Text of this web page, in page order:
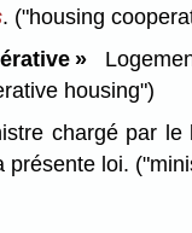
. ("housing
»
housing")
chargé par le
présente loi.